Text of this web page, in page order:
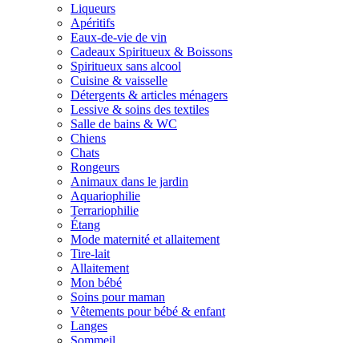
Liqueurs
Apéritifs
Eaux-de-vie de vin
Cadeaux Spiritueux & Boissons
Spiritueux sans alcool
Cuisine & vaisselle
Détergents & articles ménagers
Lessive & soins des textiles
Salle de bains & WC
Chiens
Chats
Rongeurs
Animaux dans le jardin
Aquariophilie
Terrariophilie
Étang
Mode maternité et allaitement
Tire-lait
Allaitement
Mon bébé
Soins pour maman
Vêtements pour bébé & enfant
Langes
Sommeil